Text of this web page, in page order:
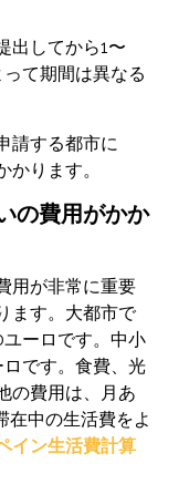
出してから1〜
て期間は異なる
請する都市に
ります。
の費用がかか
用が非常に重要
ます。大都市で
ーロです。中小
です。食費、光
の費用は、月あ
在中の生活費をよ
イン生活費計算